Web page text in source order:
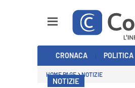
CRONACA POLITICA
HOME PAGE NOTIZIE
NOTIZIE